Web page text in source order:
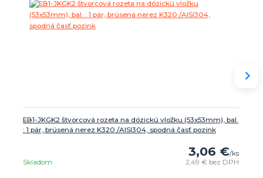
EB1-JKGK2 štvorcová rozeta na dózickú vložku (53x53mm), bal.
: 1 pár, brúsená nerez K320 /AISI304, spodná časť pozink
3,06 €/ks
2,49 € bez DPH
Skladom